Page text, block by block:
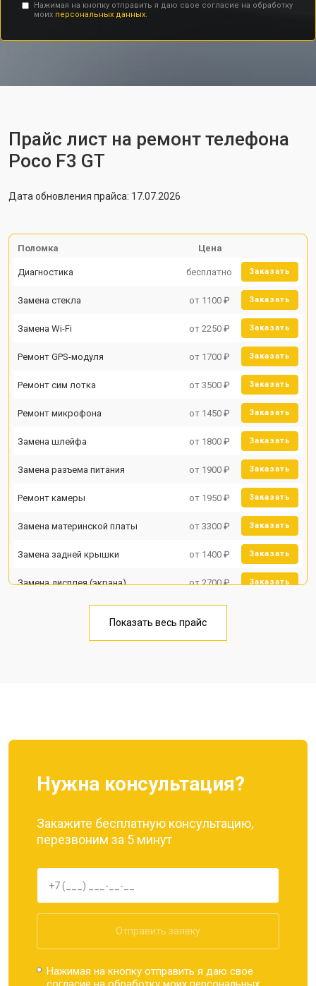
Нажимая на кнопку отправить я даю свое согласие на обработку
моих персональных данных.
Прайс лист на ремонт телефона
Poco F3 GT
Дата обновления прайса: 17.07.2026
Поломка Цена
Диагностика бесплатно Заказать
Замена стекла от 1100 ₽ Заказать
Замена Wi-Fi от 2250 ₽ Заказать
Ремонт GPS-модуля от 1700 ₽ Заказать
Ремонт сим лотка от 3500 ₽ Заказать
Ремонт микрофона от 1450 ₽ Заказать
Замена шлейфа от 1800 ₽ Заказать
Замена разъема питания от 1900 ₽ Заказать
Ремонт камеры от 1950 ₽ Заказать
Замена материнской платы от 3300 ₽ Заказать
Замена задней крышки от 1400 ₽ Заказать
Замена дисплея (экрана) от 2700 ₽ Заказать
Замена кнопки включения от 1750 ₽
Показать весь прайс
Нужна консультация?
Закажите бесплатную консультацию,
перезвоним за 5 минут
Отправить заявку
Нажимая на кнопку отправить я даю свое